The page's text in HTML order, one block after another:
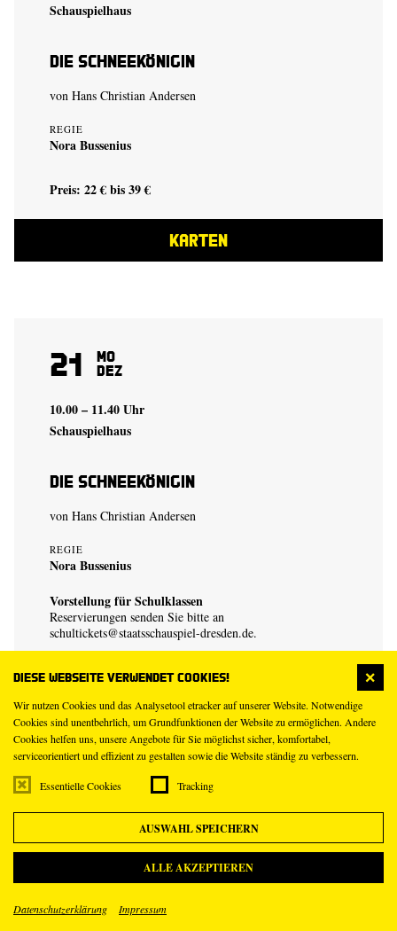
Diese Webseite verwendet Cookies!
Wir nutzen Cookies und das Analysetool etracker auf unserer Website. Notwendige
Cookies sind unentbehrlich, um Grundfunktionen der Website zu ermöglichen. Andere
Cookies helfen uns, unsere Angebote für Sie möglichst sicher, komfortabel,
serviceorientiert und effizient zu gestalten sowie die Website ständig zu verbessern.
Essentielle Cookies Tracking
AUSWAHL SPEICHERN
ALLE AKZEPTIEREN
Datenschutzerklärung Impressum
Schauspielhaus
Die Schneekönigin
von Hans Christian Andersen
REGIE
Nora Bussenius
Preis: 22 € bis 39 €
KARTEN
21 Mo
Dez
10.00 – 11.40 Uhr
Schauspielhaus
Die Schneekönigin
von Hans Christian Andersen
REGIE
Nora Bussenius
Vorstellung für Schulklassen
Reservierungen senden Sie bitte an
schultickets@staatsschauspiel-dresden.de.
23 Mi
19.30 – 23.00 Uhr
Hamlet